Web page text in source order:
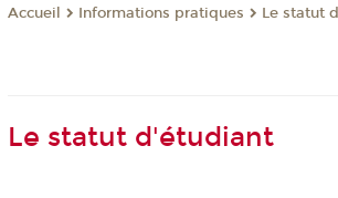
Accueil Informations pratiques Le statut
Le statut d'étudiant